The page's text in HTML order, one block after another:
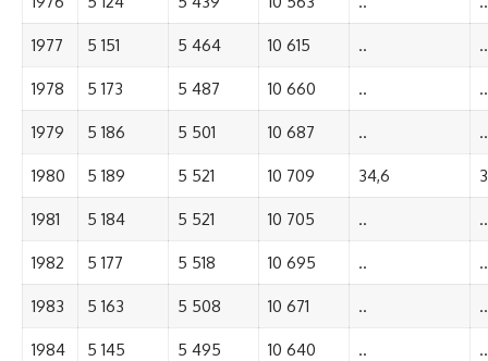
1977 5 151 5 464 10 615 .. ..
1978 5 173 5 487 10 660 .. ..
1979 5 186 5 501 10 687 .. ..
1980 5 189 5 521 10 709 34,6
1981 5 184 5 521 10 705 .. ..
1982 5 177 5 518 10 695 .. ..
1983 5 163 5 508 10 671 .. ..
1984 5 145 5 495 10 640 .. ..